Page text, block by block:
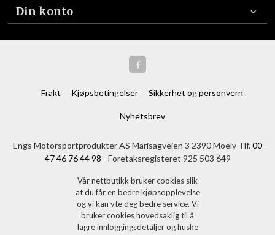
Din konto
Frakt Kjøpsbetingelser Sikkerhet og personvern
Nyhetsbrev
Engs Motorsportprodukter AS Marisagveien 3 2390 Moelv Tlf.00
47 46 76 44 98 - Foretaksregisteret 925 503 649
Vår nettbutikk bruker cookies slik
at du får en bedre kjøpsopplevelse
og vi kan yte deg bedre service. Vi
bruker cookies hovedsaklig til å
lagre innloggingsdetaljer og huske